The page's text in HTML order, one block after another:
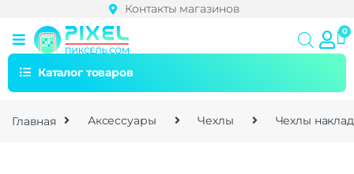
Контакты магазинов
Каталог товаров
Главная Аксессуары Чехлы Чехлы